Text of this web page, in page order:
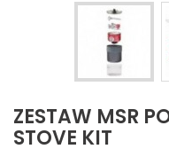
ZESTAW MSR
STOVE KIT